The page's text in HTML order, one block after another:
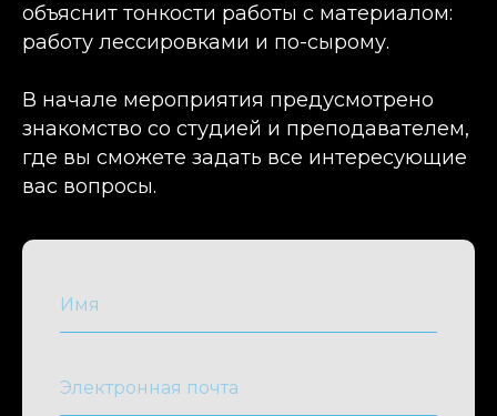
объяснит тонкости работы с материалом:
работу лессировками и по-сырому.
В начале мероприятия предусмотрено
знакомство со студией и преподавателем,
где вы сможете задать все интересующие
вас вопросы.